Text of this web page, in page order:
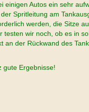
einigen Autos ein sehr
Spritleitung am
werden, die Sitze
testen wir noch, ob es in
an der Rückwand des
gute Ergebnisse!